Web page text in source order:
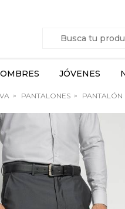
JÓVENES
PANTALONES PANTALÓN